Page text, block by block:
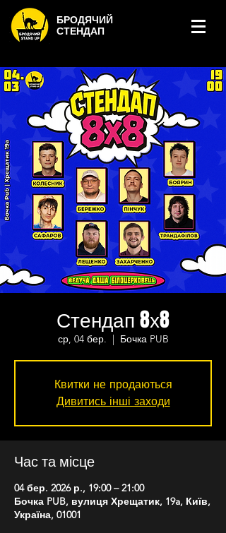
БРОДЯЧИЙ
СТЕНДАП
Стендап 8х8
ср, 04 бер.
  |
Бочка PUB
Квитки не продаються
Дивитись інші заходи
Час та місце
04 бер. 2026 р., 19:00 – 21:00
Бочка PUB, вулиця Хрещатик, 19a, Київ,
Україна, 01001